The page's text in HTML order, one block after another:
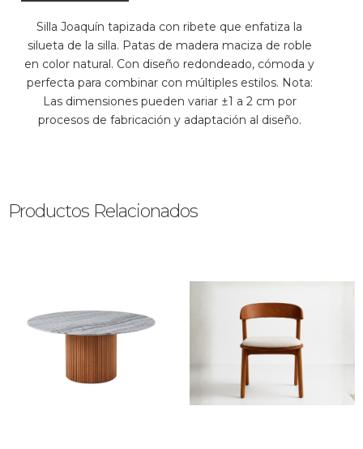
Silla Joaquín tapizada con ribete que enfatiza la
silueta de la silla. Patas de madera maciza de roble
en color natural. Con diseño redondeado, cómoda y
perfecta para combinar con múltiples estilos. Nota:
Las dimensiones pueden variar ±1 a 2 cm por
procesos de fabricación y adaptación al diseño.
Productos Relacionados